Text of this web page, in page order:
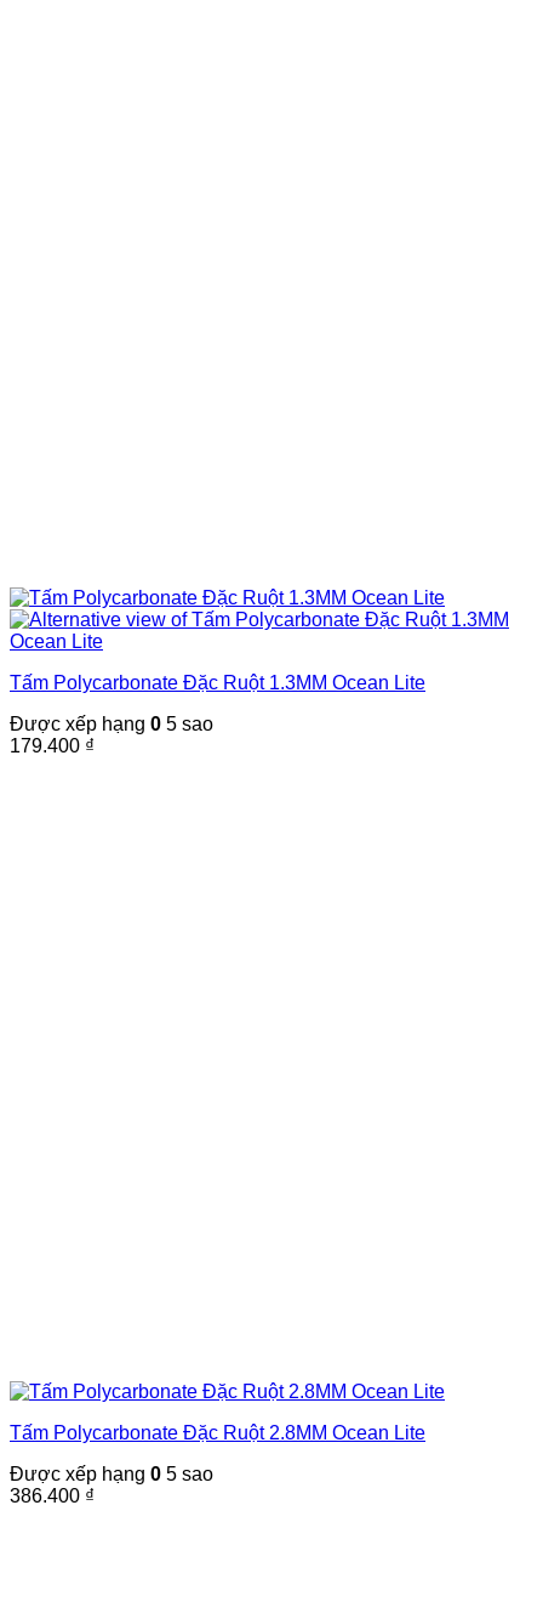
Tấm Polycarbonate Đặc Ruột 1.3MM Ocean Lite
Được xếp hạng 0 5 sao
179.400 ₫
Tấm Polycarbonate Đặc Ruột 2.8MM Ocean Lite
Được xếp hạng 0 5 sao
386.400 ₫